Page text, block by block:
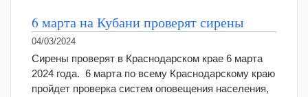
6 марта на Кубани проверят сирены
04/03/2024
Сирены проверят в Краснодарском крае 6 марта
2024 года. 6 марта по всему Краснодарскому краю
пройдет проверка систем оповещения населения,